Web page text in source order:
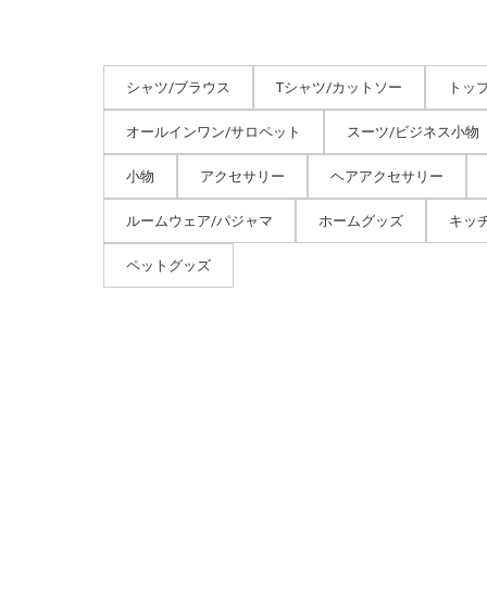
シャツ/ブラウス Tシャツ/カットソー トッ
オールインワン/サロペット スーツ/ビジネス小物
小物 アクセサリー ヘアアクセサリー
ルームウェア/パジャマ ホームグッズ キッ
ペットグッズ